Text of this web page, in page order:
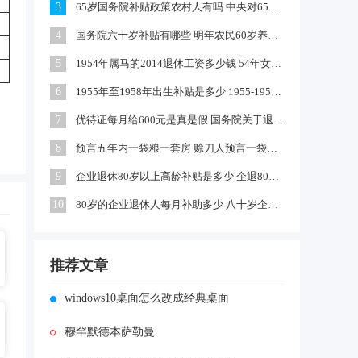
3 65岁国务院补贴政策农村人有吗 中央对65岁以上老人有补贴吗
4 国务院六十岁补贴有哪些 明年农民60岁养老金每月领多少钱
5 1954年属马的2014退休工资多少钱 54年女马出生农村每年养老金多少
6 1955年至1958年出生补贴是多少 1955-1958年出生补贴在哪领
7 优待证每月给600元是真是假 国务院关于退伍军人每月补助文件
8 预言五年内一袋粮一套房 赊刀人预言一袋面换五栋楼真的吗
9 企业退休80岁以上高龄补贴是多少 企退80岁以上有100元补贴吗
10 80岁的企业退休人每月补助多少 八十岁企退人员补发工资吗
推荐文章
windows10桌面怎么改成经典桌面
穆罕默德本萨勒曼